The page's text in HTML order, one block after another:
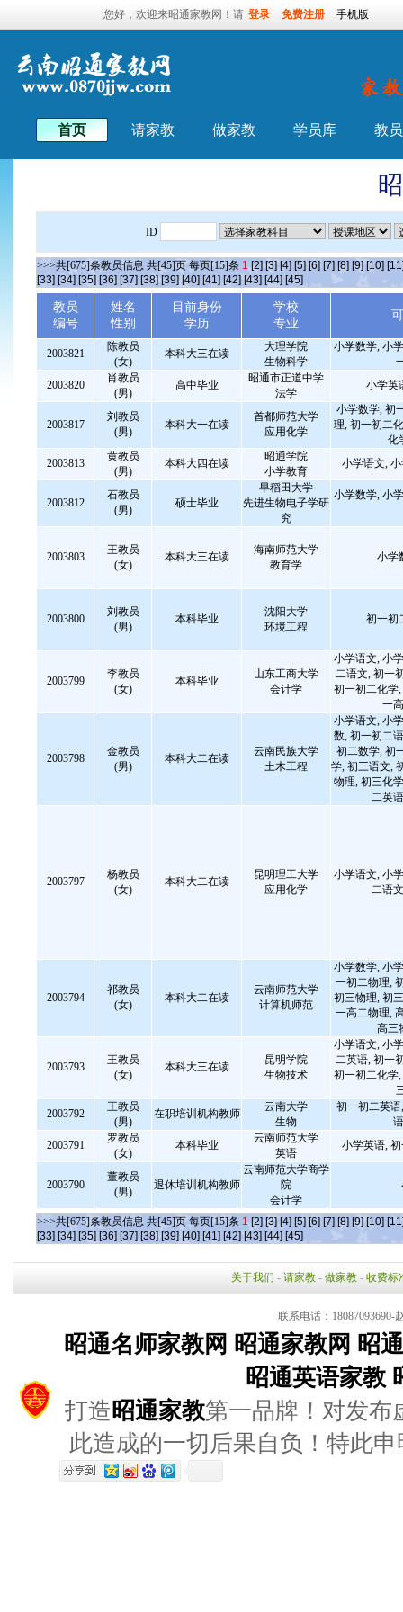
您好，欢迎来昭通家教网！请 登录 免费注册 手机版
首页 请家教 做家教 学员库 教
ID
>>>共[675]条教员信息 共[45]页 每页[15]条 1 [2] [3] [4] [5] [6] [7] [8] [9] [10]
[33] [34] [35] [36] [37] [38] [39] [40] [41] [42] [43] [44] [45]
教员
编号
姓名
性别
目前身份
学历
学校
专业
2003821
陈教员
(女)
本科大三在读
大理学院
生物科学
小学数学, 小
2003820
肖教员
(男)
高中毕业
昭通市正道中学
法学
小学英
2003817
刘教员
(男)
本科大一在读
首都师范大学
应用化学
小学数学, 初
理, 初一初二
化
2003813
黄教员
(男)
本科大四在读
昭通学院
小学教育
小学语文,
2003812
石教员
(男)
硕士毕业
早稻田大学
先进生物电子学研
究
小学数学, 小
2003803
王教员
(女)
本科大三在读
海南师范大学
教育学
小学
2003800
刘教员
(男)
本科毕业
沈阳大学
环境工程
初一初
2003799
李教员
(女)
本科毕业
山东工商大学
会计学
小学语文, 小
二语文, 初一
初一初二化学
一
2003798
金教员
(男)
本科大二在读
云南民族大学
土木工程
小学语文, 小
数, 初一初二
初二数学, 初
学, 初三语文,
物理, 初三化
二英
2003797
杨教员
(女)
本科大二在读
昆明理工大学
应用化学
小学语文, 小
二语
2003794
祁教员
(女)
本科大二在读
云南师范大学
计算机师范
小学数学, 小
一初二物理,
初三物理, 初
一高二物理,
高三
2003793
王教员
(女)
本科大三在读
昆明学院
生物技术
小学语文, 小
二英语, 初一
初一初二化学
2003792
王教员
(男)
在职培训机构教师
云南大学
生物
初一初二英
2003791
罗教员
(女)
本科毕业
云南师范大学
英语
小学英语,
2003790
董教员
(男)
退休培训机构教师
云南师范大学商学
院
会计学
>>>共[675]条教员信息 共[45]页 每页[15]条 1 [2] [3] [4] [5] [6] [7] [8] [9] [10]
[33] [34] [35] [36] [37] [38] [39] [40] [41] [42] [43] [44] [45]
关于我们 - 请家教 - 做家教 - 收费标
联系电话：18087093690-
昭通名师家教网 昭通家教网 昭
昭通英语家教
打造 昭通家教第一品牌！对发布
此造成的一切后果自负！特此